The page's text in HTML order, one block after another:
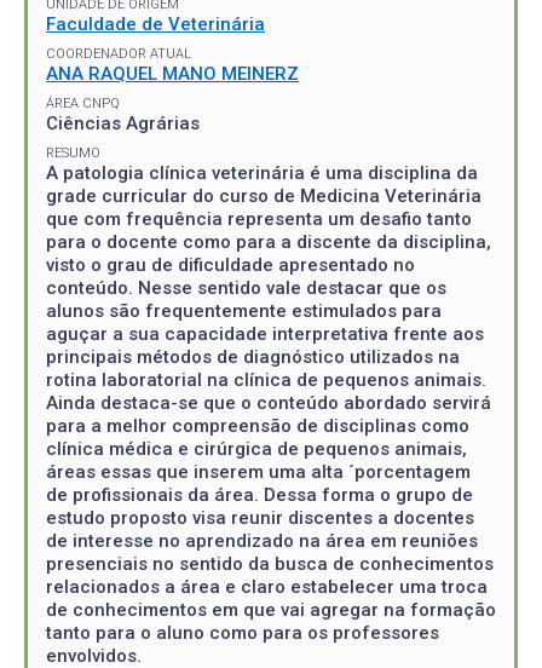
UNIDADE DE ORIGEM
Faculdade de Veterinária
COORDENADOR ATUAL
ANA RAQUEL MANO MEINERZ
ÁREA CNPQ
Ciências Agrárias
RESUMO
A patologia clínica veterinária é uma disciplina da
grade curricular do curso de Medicina Veterinária
que com frequência representa um desafio tanto
para o docente como para a discente da disciplina,
visto o grau de dificuldade apresentado no
conteúdo. Nesse sentido vale destacar que os
alunos são frequentemente estimulados para
aguçar a sua capacidade interpretativa frente aos
principais métodos de diagnóstico utilizados na
rotina laboratorial na clínica de pequenos animais.
Ainda destaca-se que o conteúdo abordado servirá
para a melhor compreensão de disciplinas como
clínica médica e cirúrgica de pequenos animais,
áreas essas que inserem uma alta ´porcentagem
de profissionais da área. Dessa forma o grupo de
estudo proposto visa reunir discentes a docentes
de interesse no aprendizado na área em reuniões
presenciais no sentido da busca de conhecimentos
relacionados a área e claro estabelecer uma troca
de conhecimentos em que vai agregar na formação
tanto para o aluno como para os professores
envolvidos.